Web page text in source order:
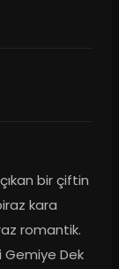
bir çiftin
kara
romantik.
Gemiye Dek